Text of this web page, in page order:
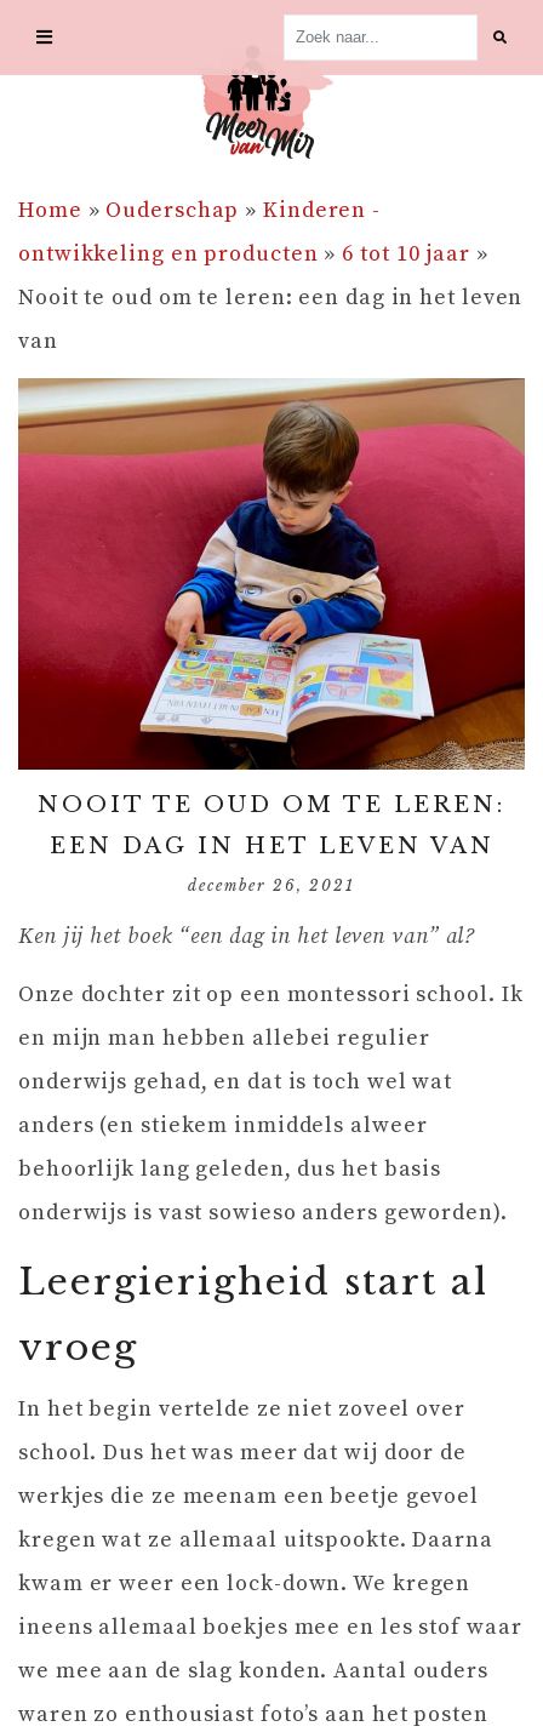
Home » Ouderschap »Kinderen -
ontwikkeling en producten » 6 tot 10 jaar »
Nooit te oud om te leren: een dag in het leven
van
NOOIT TE OUD OM TE LEREN:
EEN DAG IN HET LEVEN VAN
december 26, 2021
Ken jij het boek “een dag in het leven van” al?
Onze dochter zit op een montessori school. Ik
en mijn man hebben allebei regulier
onderwijs gehad, en dat is toch wel wat
anders (en stiekem inmiddels alweer
behoorlijk lang geleden, dus het basis
onderwijs is vast sowieso anders geworden).
Leergierigheid start al
vroeg
In het begin vertelde ze niet zoveel over
school. Dus het was meer dat wij door de
werkjes die ze meenam een beetje gevoel
kregen wat ze allemaal uitspookte. Daarna
kwam er weer een lock-down. We kregen
ineens allemaal boekjes mee en les stof waar
we mee aan de slag konden. Aantal ouders
waren zo enthousiast foto’s aan het posten